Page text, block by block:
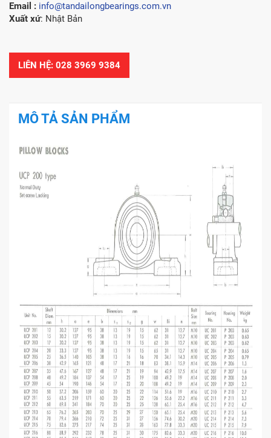
Email : info@tandailongbearings.com.vn
Xuất xứ: Nhật Bản
LIÊN HỆ: 028 3969 9384
MÔ TẢ SẢN PHẨM